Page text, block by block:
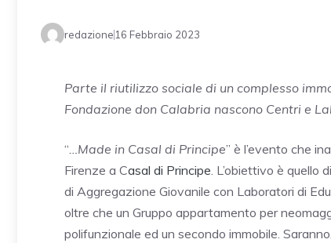
redazione 16 Febbraio 2023
Parte il riutilizzo sociale di un complesso
Fondazione don Calabria nascono Centri e
“…Made in Casal di Principe” è l’evento che
Firenze a Casal di Principe. L’obiettivo è quello
di Aggregazione Giovanile con Laboratori di
oltre che un Gruppo appartamento per
polifunzionale ed un secondo immobile.